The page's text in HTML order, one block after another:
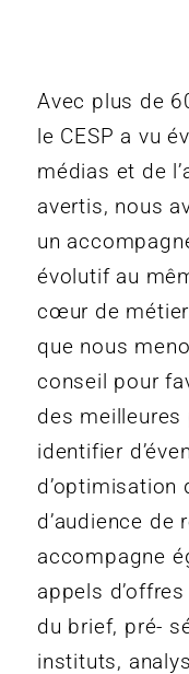
Avec plus de
le CESP a vu
médias et de
avertis, nous
un
évolutif au
cœur de
que nous
conseil pour
des
identifier
d’optimisation
d’audience de
accompagne
appels
du brief, pré-
instituts,